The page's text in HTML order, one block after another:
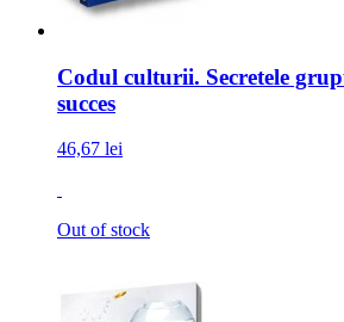
Codul culturii. Secretele
succes
46,67 lei
Out of stock